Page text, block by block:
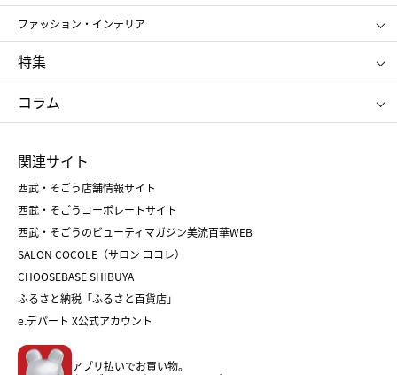
お中元
お歳暮
ポール&ジョー ボーテ
ジルスチュアート
NARS
RMK
クリニーク
SK-Ⅱ
アンリ・シャルパンティエ
ゴディバ
新宿高野
たねや
ねんりん家
ファッション・インテリア
ポロ ラルフ ローレン
タケオ キクチ
ママ＆キッズ
シュタイフ
特集
お中元
ひな人形
五月人形
父の日
クリスマスケーキ
ホワイトデー
コラム
菓子折り
和菓子
人気のギフト
バレンタイン
ホワイトデー
おせち
フード
ホーム・キッチン＆アート
関連サイト
西武・そごう店舗情報サイト
西武・そごうコーポレートサイト
西武・そごうのビューティマガジン美流百華WEB
SALON COCOLE（サロン ココレ）
CHOOSEBASE SHIBUYA
ふるさと納税「ふるさと百貨店」
e.デパート X公式アカウント
アプリ払いでお買い物。